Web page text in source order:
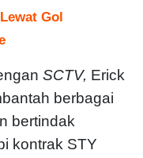
Gol
SCTV, Erick
berbagai
bertindak
kontrak STY